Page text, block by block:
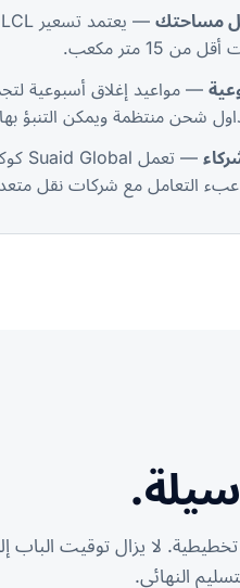
مساحتك
15 متر مكعب.
شحن منتظمة ويمكن التنبؤ
عبء التعامل مع شركات نقل
لا يزال توقيت الباب
النهائي.